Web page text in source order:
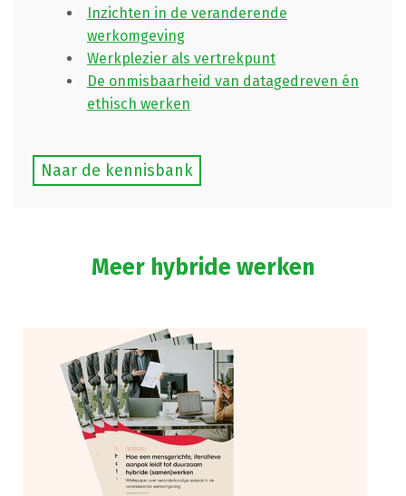
Inzichten in de veranderende
werkomgeving
Werkplezier als vertrekpunt
De onmisbaarheid van datagedreven én
ethisch werken
Naar de kennisbank
Meer hybride werken